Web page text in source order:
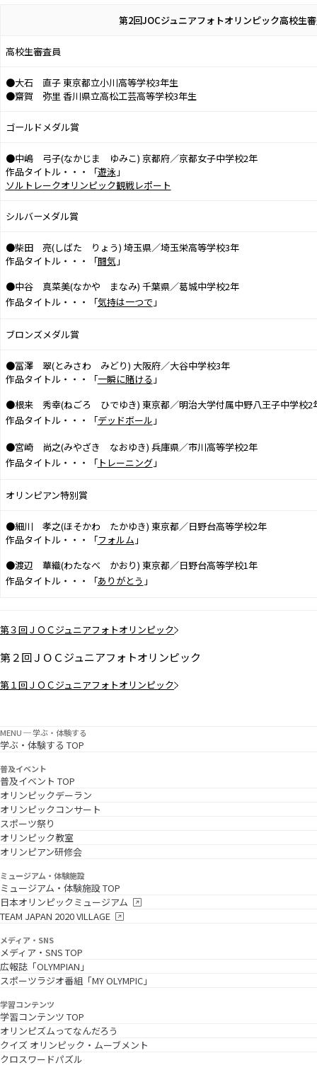
MENU ─ 学ぶ・体験する
学ぶ・体験する TOP
普及イベント
普及イベント TOP
オリンピックデーラン
オリンピックコンサート
スポーツ祭り
オリンピック教室
オリンピアン研修会
ミュージアム・体験施設
ミュージアム・体験施設 TOP
日本オリンピックミュージアム
TEAM JAPAN 2020 VILLAGE
メディア・SNS
メディア・SNS TOP
広報誌「OLYMPIAN」
スポーツラジオ番組「MY OLYMPIC」
学習コンテンツ
学習コンテンツ TOP
オリンピズムってなんだろう
クイズ オリンピック・ムーブメント
クロスワードパズル
第2回JOCジュニアフォトオリンピック高校生
高校生審査員
●大石 直子 東京都立小川高等学校3年生
●齋賀 弥里 香川県立高松工芸高等学校3年生
ゴールドメダル賞
●中嶋 弓子(なかじま ゆみこ) 京都府／京都女子中学校2年
作品タイトル・・・「遊泳」
ソルトレークオリンピック観戦レポート
シルバーメダル賞
●柴田 亮(しばた りょう) 埼玉県／埼玉栄高等学校3年
作品タイトル・・・「闘気」
●中谷 真菜美(なかや まなみ) 千葉県／葛城中学校2年
作品タイトル・・・「気持は一つで 」
ブロンズメダル賞
●冨澤 翠(とみさわ みどり) 大阪府／大谷中学校3年
作品タイトル・・・「一瞬に賭ける 」
●根来 秀幸(ねごろ ひでゆき) 東京都／明治大学付属中野八王子中学校2
作品タイトル・・・「デッドボール 」
●宮崎 尚之(みやざき なおゆき) 兵庫県／市川高等学校2年
作品タイトル・・・「トレーニング」
オリンピアン特別賞
●細川 孝之(ほそかわ たかゆき) 東京都／日野台高等学校2年
作品タイトル・・・「フォルム 」
●渡辺 華織(わたなべ かおり) 東京都／日野台高等学校1年
作品タイトル・・・「ありがとう 」
第３回ＪＯＣジュニアフォトオリンピック
第２回ＪＯＣジュニアフォトオリンピック
第１回ＪＯＣジュニアフォトオリンピック